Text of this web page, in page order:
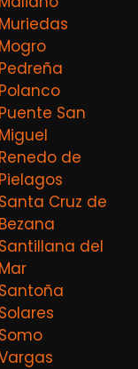
Muriedas
Mogro
Pedreña
Polanco
Puente San
Miguel
Renedo de
Pielagos
Santa Cruz de
Bezana
Santillana del
Mar
Santoña
Solares
Somo